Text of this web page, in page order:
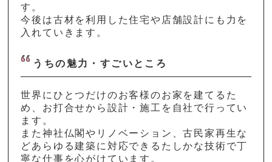
す。
今後は古材を利用した住宅や店舗設計にも力を
入れていきます。
うちの魅力・すごいところ
世界にひとつだけのお客様のお家を建てるた
め、お打合せから設計・施工を自社で行ってい
ます。
また神社仏閣やリノベーション、古民家再生な
どあらゆる建築に対応できるたしかな技術で丁
寧な仕事を心がけています。